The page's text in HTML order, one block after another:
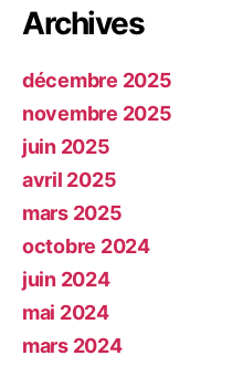
Archives
décembre 2025
novembre 2025
juin 2025
avril 2025
mars 2025
octobre 2024
juin 2024
mai 2024
mars 2024